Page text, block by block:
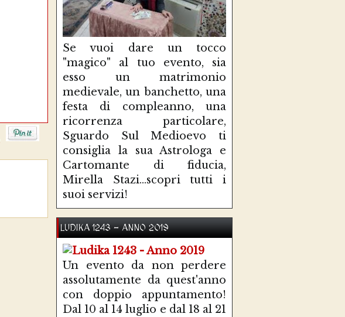
Se vuoi dare un tocco
"magico" al tuo evento, sia
esso un matrimonio
medievale, un banchetto, una
festa di compleanno, una
ricorrenza particolare,
Sguardo Sul Medioevo ti
consiglia la sua Astrologa e
Cartomante di fiducia,
Mirella Stazi...scopri tutti i
suoi servizi!
LUDIKA 1243 - ANNO 2019
Un evento da non perdere
assolutamente da quest'anno
con doppio appuntamento!
Dal 10 al 14 luglio e dal 18 al 21